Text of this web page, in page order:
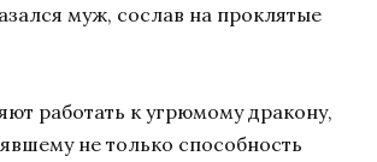
муж, сослав на проклятые
работать к угрюмому дракону,
не только способность